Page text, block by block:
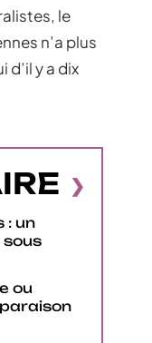
le
n’a plus
y a dix
: un
sous
ou